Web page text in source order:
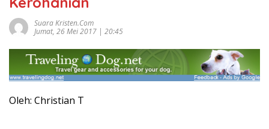
Suara Kristen.com
Jumat, 26 Mei 2017 | 20:45
Oleh: Christian T